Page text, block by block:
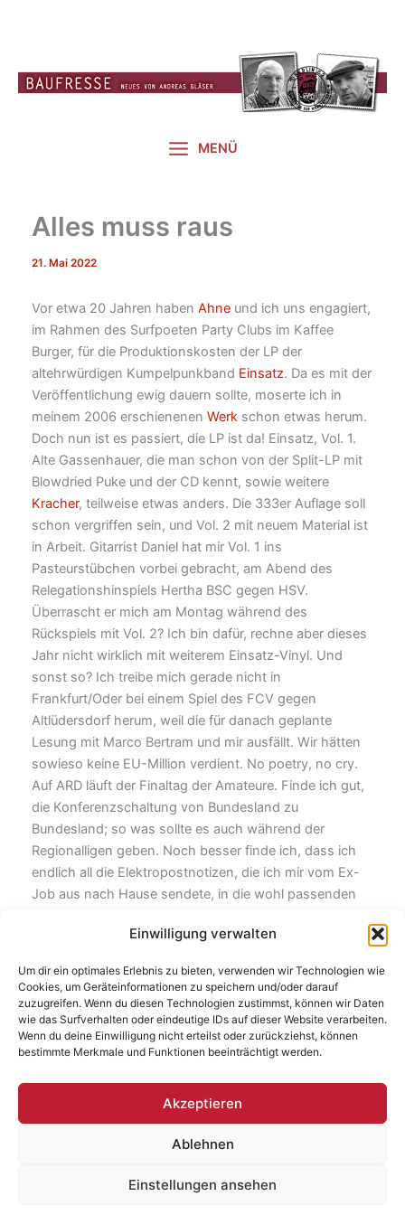
Einwilligung verwalten
Um dir ein optimales Erlebnis zu bieten, verwenden wir Technologien wie
Cookies, um Geräteinformationen zu speichern und/oder darauf
zuzugreifen. Wenn du diesen Technologien zustimmst, können wir Daten
wie das Surfverhalten oder eindeutige IDs auf dieser Website verarbeiten.
Wenn du deine Einwilligung nicht erteilst oder zurückziehst, können
bestimmte Merkmale und Funktionen beeinträchtigt werden.
Akzeptieren
Ablehnen
Einstellungen ansehen
MENÜ
Alles muss raus
21. Mai 2022
Vor etwa 20 Jahren haben Ahneund ich uns engagiert,
im Rahmen des Surfpoeten Party Clubs im Kaffee
Burger, für die Produktionskosten der LP der
altehrwürdigen Kumpelpunkband Einsatz. Da es mit der
Veröffentlichung ewig dauern sollte, moserte ich in
meinem 2006 erschienenen Werkschon etwas herum.
Doch nun ist es passiert, die LP ist da! Einsatz, Vol. 1.
Alte Gassenhauer, die man schon von der Split-LP mit
Blowdried Puke und der CD kennt, sowie weitere
Kracher, teilweise etwas anders. Die 333er Auflage soll
schon vergriffen sein, und Vol. 2 mit neuem Material ist
in Arbeit. Gitarrist Daniel hat mir Vol. 1 ins
Pasteurstübchen vorbei gebracht, am Abend des
Relegationshinspiels Hertha BSC gegen HSV.
Überrascht er mich am Montag während des
Rückspiels mit Vol. 2? Ich bin dafür, rechne aber dieses
Jahr nicht wirklich mit weiterem Einsatz-Vinyl. Und
sonst so? Ich treibe mich gerade nicht in
Frankfurt/Oder bei einem Spiel des FCV gegen
Altlüdersdorf herum, weil die für danach geplante
Lesung mit Marco Bertram und mir ausfällt. Wir hätten
sowieso keine EU-Million verdient. No poetry, no cry.
Auf ARD läuft der Finaltag der Amateure. Finde ich gut,
die Konferenzschaltung von Bundesland zu
Bundesland; so was sollte es auch während der
Regionalligen geben. Noch besser finde ich, dass ich
endlich all die Elektropostnotizen, die ich mir vom Ex-
Job aus nach Hause sendete, in die wohl passenden
halbwegs geradeaus arbeiten kann. Dieses ewige
auch.
Tipp: Eine drei Jahre alte etwas unter gegangene
Single-B-Seitevon Morrissey fünfmal täglich hören.
ZURÜCK WEITER